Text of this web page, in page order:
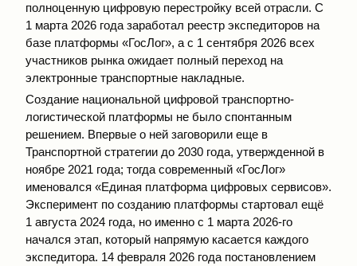
полноценную цифровую перестройку всей отрасли. С
1 марта 2026 года заработал реестр экспедиторов на
базе платформы «ГосЛог», а с 1 сентября 2026 всех
участников рынка ожидает полный переход на
электронные транспортные накладные.
Создание национальной цифровой транспортно-
логистической платформы не было спонтанным
решением. Впервые о ней заговорили еще в
Транспортной стратегии до 2030 года, утвержденной в
ноябре 2021 года; тогда современный «ГосЛог»
именовался «Единая платформа цифровых сервисов».
Эксперимент по созданию платформы стартовал ещё
1 августа 2024 года, но именно с 1 марта 2026-го
начался этап, который напрямую касается каждого
экспедитора. 14 февраля 2026 года постановлением